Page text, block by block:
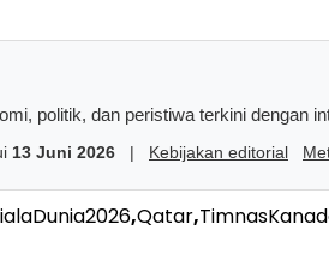
politik, dan peristiwa terkini dengan
13 Juni 2026 | Kebijakan editorial
,Qatar,